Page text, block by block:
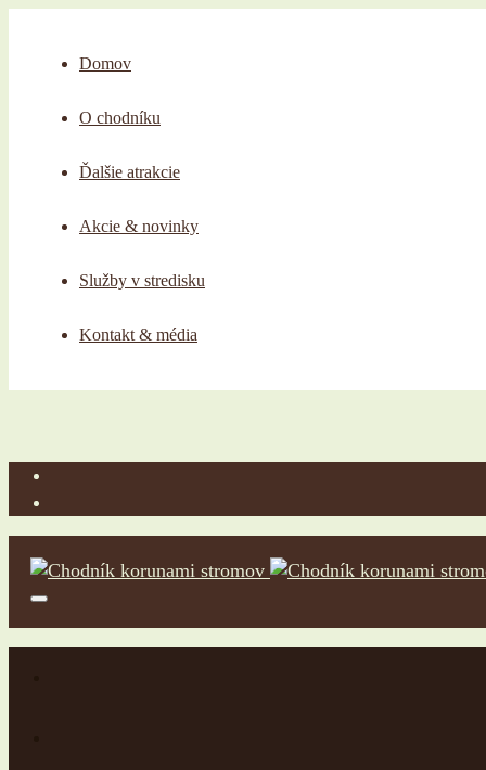
Domov
O chodníku
Ďalšie atrakcie
Akcie & novinky
Služby v stredisku
Kontakt & média